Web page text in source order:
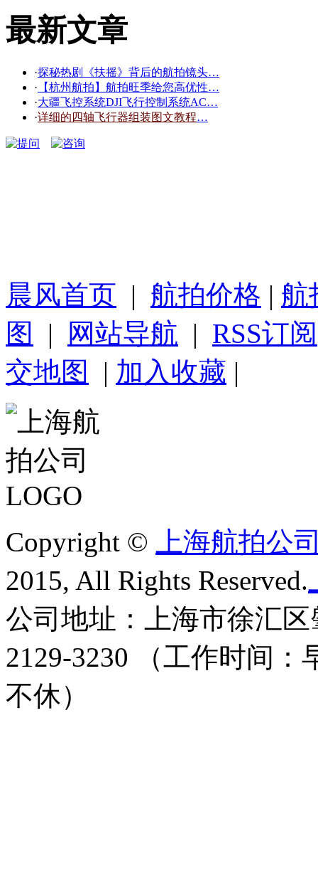
最新文章
·探秘热剧《扶摇》背后的航拍镜头…
· 【杭州航拍】航拍旺季给您高优性…
·大疆飞控系统DJI飞行控制系统AC…
·详细的四轴飞行器组装图文教程…
晨风首页 | 航拍价格 | 航
图
| 网站导航 | RSS订阅
交地图
| 加入收藏 |
Copyright ©
上海航拍公
2015, All Rights Reserved.
公司地址：上海市徐汇
2129-3230 （工作时间：
不休）